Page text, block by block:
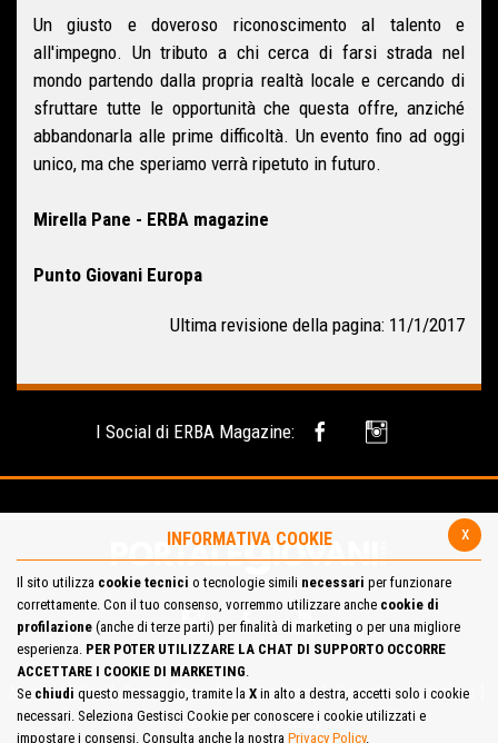
Un giusto e doveroso riconoscimento al talento e
all'impegno. Un tributo a chi cerca di farsi strada nel
mondo partendo dalla propria realtà locale e cercando di
sfruttare tutte le opportunità che questa offre, anziché
abbandonarla alle prime difficoltà. Un evento fino ad oggi
unico, ma che speriamo verrà ripetuto in futuro.
Mirella Pane - ERBA magazine
Punto Giovani Europa
Ultima revisione della pagina: 11/1/2017
I Social di ERBA Magazine:
Mappa del Sito Privacy Policy Cookie Policy
Contatta la redazione
Cosa pensi del portale
x
INFORMATIVA COOKIE
Il sito utilizza cookie tecnici o tecnologie simili necessari per funzionare
correttamente. Con il tuo consenso, vorremmo utilizzare anche cookie di
profilazione (anche di terze parti) per finalità di marketing o per una migliore
esperienza. PER POTER UTILIZZARE LA CHAT DI SUPPORTO OCCORRE
ACCETTARE I COOKIE DI MARKETING.
Se chiudi questo messaggio, tramite la X in alto a destra, accetti solo i cookie
necessari. Seleziona Gestisci Cookie per conoscere i cookie utilizzati e
impostare i consensi. Consulta anche la nostra Privacy Policy.